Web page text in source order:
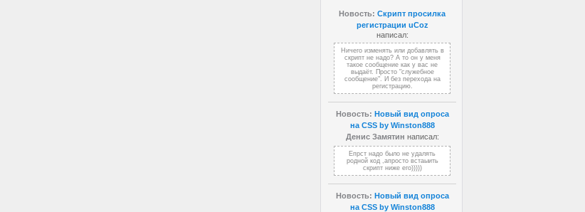
Новость: Скрипт просилка
регистрации uCoz
написал:
Ничего изменять или добавлять в
скрипт не надо? А то он у меня
такое сообщение как у вас не
выдаёт. Просто "служебное
сообщение". И без перехода на
регистрацию.
Новость: Новый вид опроса
на CSS by Winston888
Денис Замятин написал:
Епрст надо было не удалять
родной код ,апросто встаыить
скрипт ниже его)))))
Новость: Новый вид опроса
на CSS by Winston888